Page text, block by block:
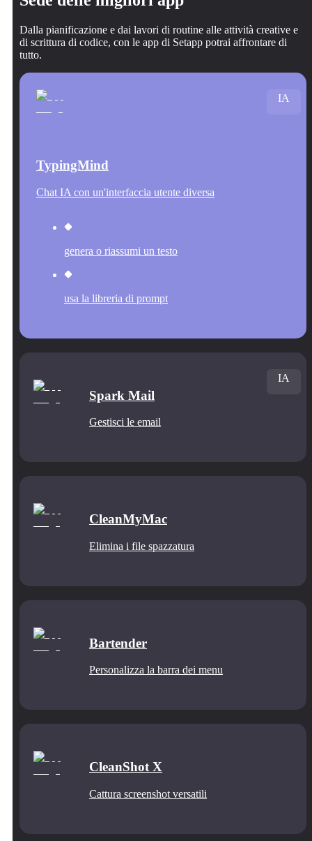
Dalla pianificazione e dai lavori di routine alle attività creative e
di scrittura di codice, con le app di Setapp potrai affrontare di
tutto.
TypingMind
Chat IA con un'interfaccia utente diversa
genera o riassumi un testo
usa la libreria di prompt
IA
Spark Mail
Gestisci le email
IA
CleanMyMac
Elimina i file spazzatura
Bartender
Personalizza la barra dei menu
CleanShot X
Cattura screenshot versatili